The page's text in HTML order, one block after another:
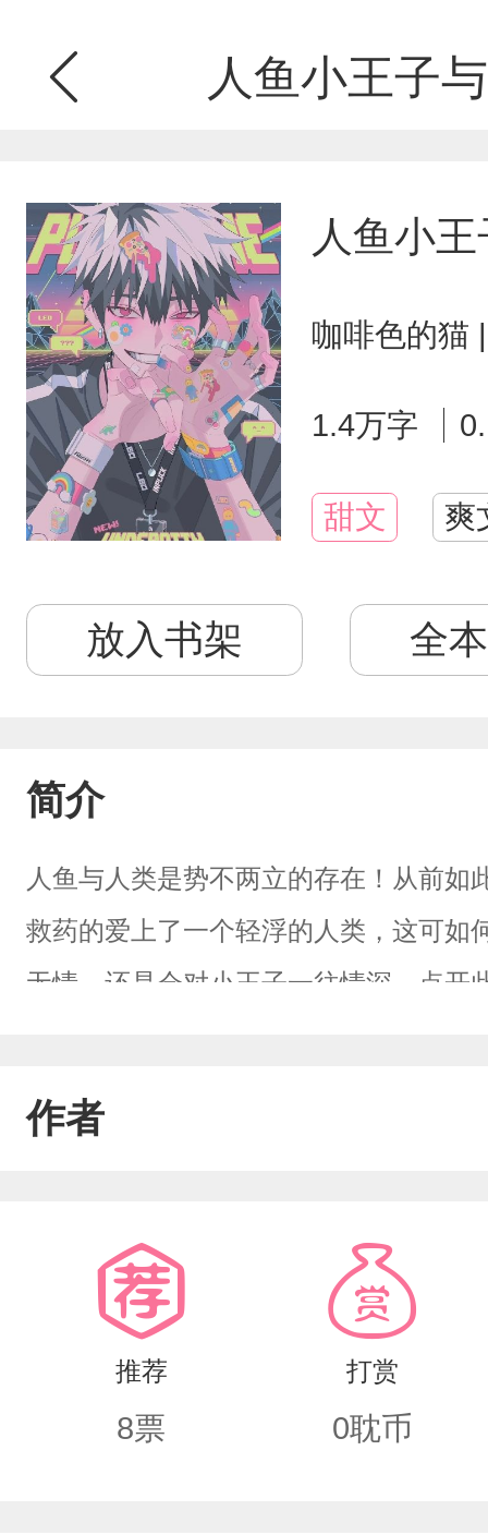
人鱼小王子
人鱼小
咖啡色的猫
1.4万字
甜文 爽
放入书架 全
简介
人鱼与人类是势不两立的存在！从前
救药的爱上了一个轻浮的人类，这可如
无情，还是会对小王子一往情深，点开
作者
推荐
8票
打赏
0耽币